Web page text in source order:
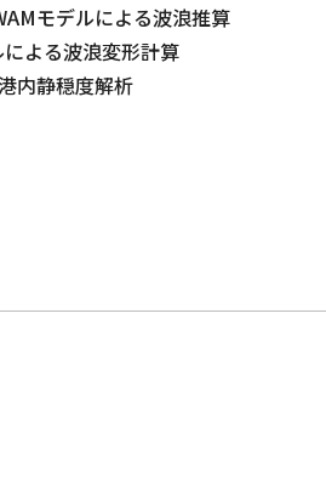
モデルによる波浪推算
よる波浪変形計算
内静穏度解析